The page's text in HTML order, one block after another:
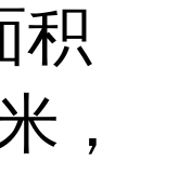
积
，